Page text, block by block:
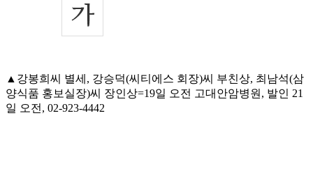
▲강봉희씨 별세, 강승덕(씨티에스 회장)씨 부친상, 최남석(삼
양식품 홍보실장)씨 장인상=19일 오전 고대안암병원, 발인 21
일 오전, 02-923-4442